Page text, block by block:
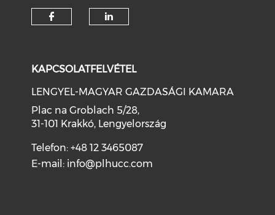
KAPCSOLATFELVÉTEL
LENGYEL-MAGYAR GAZDASÁGI KAMARA
Plac na Groblach 5/28,
31-101 Krakkó, Lengyelország
Telefon: +48 12 3465087
E-mail: info@plhucc.com